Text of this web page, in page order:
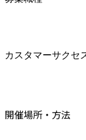
カスタマーサクセ
開催場所・方法